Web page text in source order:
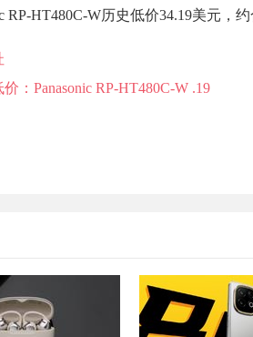
RP-HT480C-W历史低价34.19美元，